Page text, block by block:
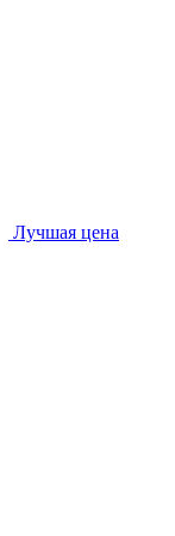
Лучшая цена